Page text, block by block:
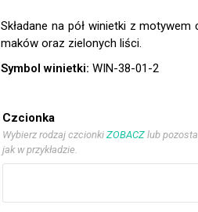
Składane na pół winietki z motywem
maków oraz zielonych liści.
Symbol winietki: WIN-38-01-2
Czcionka
Wybierz rodzaj czcionki ZOBACZ lub
jak w przykładzie.